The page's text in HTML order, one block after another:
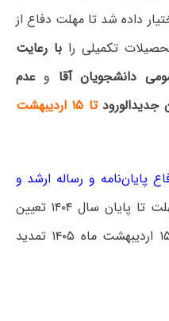
اختیار داده شد تا مهلت دفاع از
تکمیلی رابا رعایت
دانشجویان آقا وعدم
تا ۱۵ اردیبهشت
پایان‌نامه‌ و رساله ارشد و
به تاریخ ۱۴۰۴/۱۱/۶ این مهلت تا پایان سال ۱۴۰۴ تعیین
شده بود که با ابلاغیه جدید تا ۱۵ اردیبهشت ماه ۱۴۰۵ تمدید